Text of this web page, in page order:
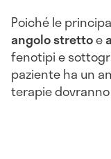
Poiché le
angolo strettoe
fenotipi e
paziente ha un
terapie